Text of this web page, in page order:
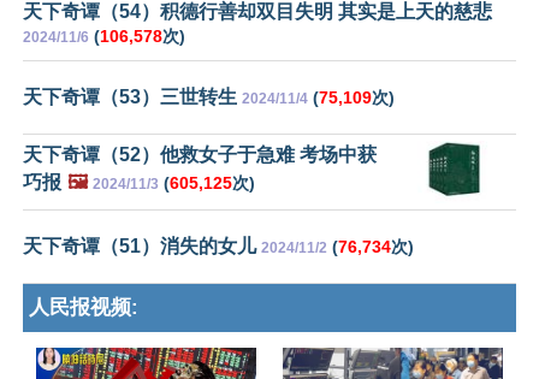
天下奇谭（54）积德行善却双目失明 其实是上天的慈悲
2024/11/6 (106,578次)
天下奇谭（53）三世转生 2024/11/4 (75,109次)
天下奇谭（52）他救女子于急难 考场中获
巧报 🖼️ 2024/11/3 (605,125次)
天下奇谭（51）消失的女儿 2024/11/2 (76,734次)
人民报视频: